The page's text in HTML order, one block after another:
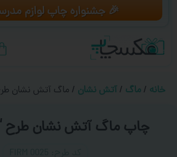
🎉 جشنواره چاپ لوازم
خانه / ماگ / آتش نشان / ماگ آتش نشان طرح ‘
چاپ ماگ آتش نشان طرح ‘ کد